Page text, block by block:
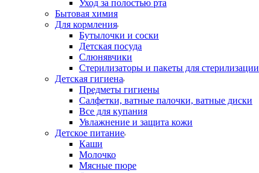
Уход за полостью рта
Бытовая химия
Для кормления
Бутылочки и соски
Детская посуда
Слюнявчики
Стерилизаторы и пакеты для стерилизации
Детская гигиена
Предметы гигиены
Салфетки, ватные палочки, ватные диски
Все для купания
Увлажнение и защита кожи
Детское питание
Каши
Молочко
Мясные пюре